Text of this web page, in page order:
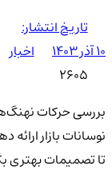
تاریخ انتشار:
۱۰ آذر ۱۴۰۳
اخبار
2605
بررسی حرکات
نوسانات بازار
تا تصمیمات بهتری